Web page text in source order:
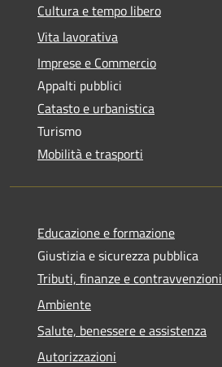
Cultura e tempo libero
Vita lavorativa
Imprese e Commercio
Appalti pubblici
Catasto e urbanistica
Turismo
Mobilità e trasporti
Educazione e formazione
Giustizia e sicurezza pubblica
Tributi, finanze e contravvenzioni
Ambiente
Salute, benessere e assistenza
Autorizzazioni